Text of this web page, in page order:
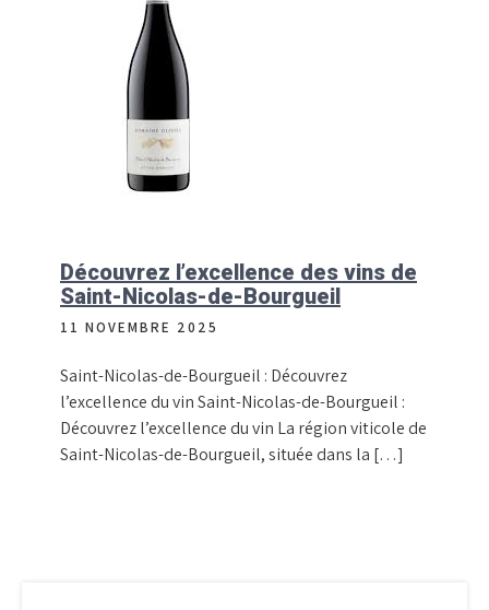
Découvrez l’excellence des vins de
Saint-Nicolas-de-Bourgueil
11 NOVEMBRE 2025
Saint-Nicolas-de-Bourgueil : Découvrez
l’excellence du vin Saint-Nicolas-de-Bourgueil :
Découvrez l’excellence du vin La région viticole de
Saint-Nicolas-de-Bourgueil, située dans la […]